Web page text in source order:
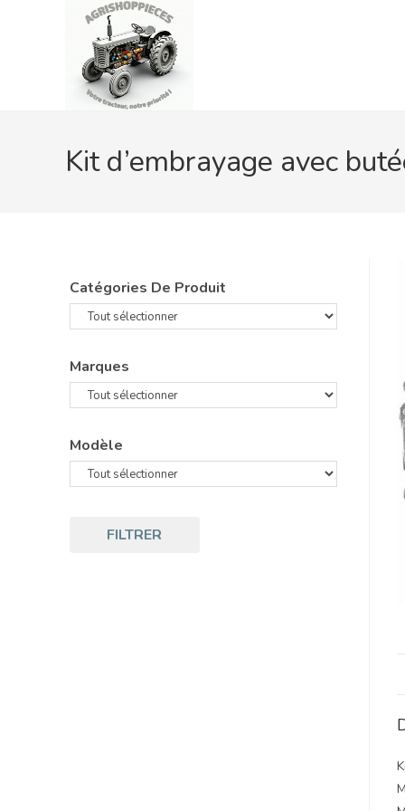
Kit d’embrayage avec
Catégories De Produit
Marques
Modèle
FILTRER